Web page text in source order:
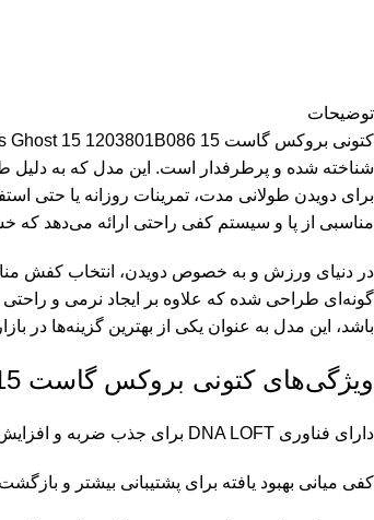
توضیحات
شناخته شده و پرطرفدار است. این مدل که به دلیل
مناسبی از پا و سیستم کفی راحتی ارائه می‌دهد
گونه‌ای طراحی شده که علاوه بر ایجاد نرمی و
باشد، این مدل به عنوان یکی از بهترین گزینه‌ها در
ویژگی‌های کتونی بروکس گاست 15
دارای فناوری DNA LOFT برای جذب ضربه و افزایش نرمی
کفی میانی بهبود یافته برای پشتیبانی بیشتر و